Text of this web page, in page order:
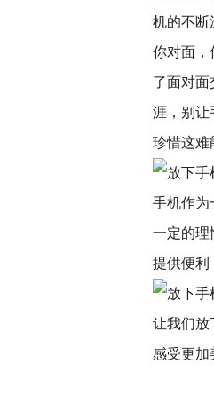
机的不断
你对面，
了面对面
涯，别让
珍惜这难
手机作为
一定的理
提供便利
让我们放
感受更加